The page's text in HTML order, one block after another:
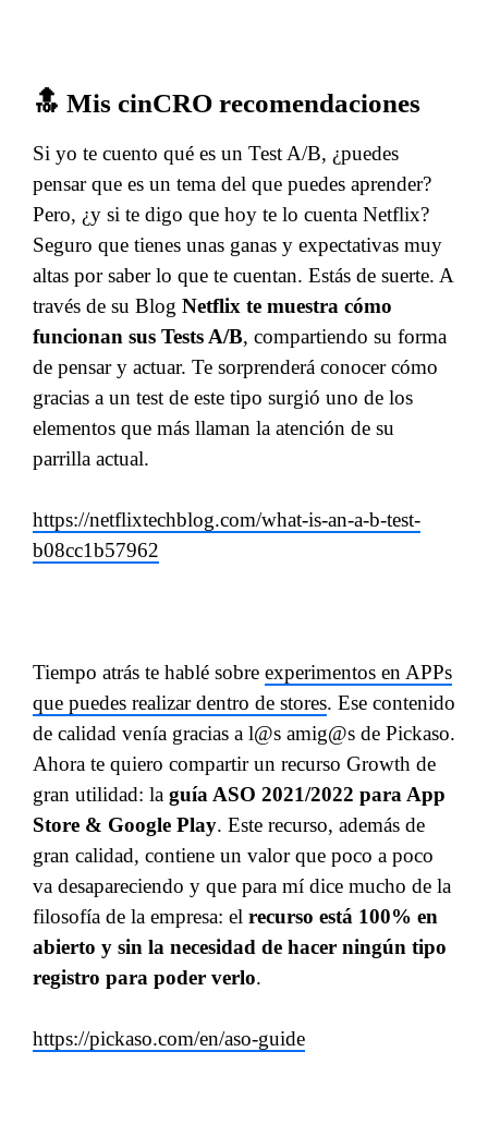
🔝 Mis cinCRO recomendaciones
Si yo te cuento qué es un Test A/B, ¿puedes
pensar que es un tema del que puedes aprender?
Pero, ¿y si te digo que hoy te lo cuenta Netflix?
Seguro que tienes unas ganas y expectativas muy
altas por saber lo que te cuentan. Estás de suerte. A
través de su Blog Netflix te muestra cómo
funcionan sus Tests A/B, compartiendo su forma
de pensar y actuar. Te sorprenderá conocer cómo
gracias a un test de este tipo surgió uno de los
elementos que más llaman la atención de su
parrilla actual.
https://netflixtechblog.com/what-is-an-a-b-test-
b08cc1b57962
Tiempo atrás te hablé sobre experimentos en APPs
que puedes realizar dentro de stores. Ese contenido
de calidad venía gracias a l@s amig@s de Pickaso.
Ahora te quiero compartir un recurso Growth de
gran utilidad: la guía ASO 2021/2022 para App
Store & Google Play. Este recurso, además de
gran calidad, contiene un valor que poco a poco
va desapareciendo y que para mí dice mucho de la
filosofía de la empresa: el recurso está 100% en
abierto y sin la necesidad de hacer ningún tipo
registro para poder verlo.
https://pickaso.com/en/aso-guide